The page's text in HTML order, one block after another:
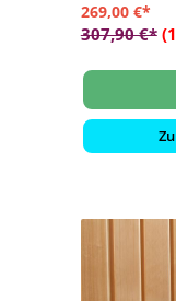
269,00 €*
307,90 €*